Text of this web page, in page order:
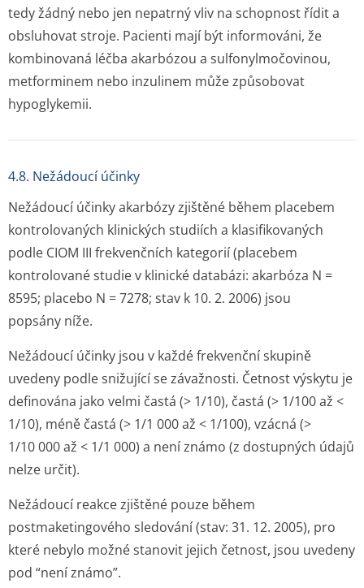
tedy žádný nebo jen nepatrný vliv na schopnost řídit a
obsluhovat stroje. Pacienti mají být informováni, že
kombinovaná léčba akarbózou a sulfonylmočovinou,
metforminem nebo inzulinem může způsobovat
hypoglykemii.
4.8. Nežádoucí účinky
Nežádoucí účinky akarbózy zjištěné během placebem
kontrolovaných klinických studiích a klasifikovaných
podle CIOM III frekvenčních kategorií (placebem
kontrolované studie v klinické databázi: akarbóza N =
8595; placebo N = 7278; stav k 10. 2. 2006) jsou
popsány níže.
Nežádoucí účinky jsou v každé frekvenční skupině
uvedeny podle snižující se závažnosti. Četnost výskytu je
definována jako velmi častá (> 1/10), častá (> 1/100 až <
1/10), méně častá (> 1/1 000 až < 1/100), vzácná (>
1/10 000 až < 1/1 000) a není známo (z dostupných údajů
nelze určit).
Nežádoucí reakce zjištěné pouze během
postmaketingového sledování (stav: 31. 12. 2005), pro
které nebylo možné stanovit jejich četnost, jsou uvedeny
pod “není známo”.